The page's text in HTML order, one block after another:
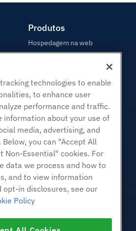
Produtos
Hospedagem na web
Revendedor com etiqueta em
branco
Linux gerenciado VPS
Linux não gerenciado VPS
Janelas gerenciadas VPS
Windows não gerenciado VPS
Servidores de nuvem
Balanceadores de carga
Armazenamento em Bloco
Armazenamento de Objetos
SSL Certificados
technologies to enable
to enhance user
performance and traffic.
information about your use of
media, advertising, and
you can "Accept All
Non-Essential" cookies. For
data we process and how to
and to view information
in disclosures, see our
Policy